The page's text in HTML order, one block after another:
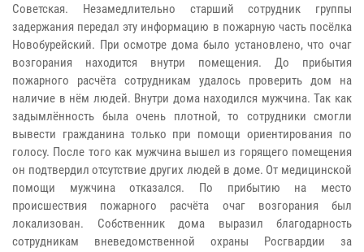
Советская. Незамедлительно старший сотрудник группы
задержания передал эту информацию в пожарную часть посёлка
Новобурейский. При осмотре дома было установлено, что очаг
возгорания находится внутри помещения. До прибытия
пожарного расчёта сотрудникам удалось проверить дом на
наличие в нём людей. Внутри дома находился мужчина. Так как
задымлённость была очень плотной, то сотрудники смогли
вывести гражданина только при помощи ориентирования по
голосу. После того как мужчина вышел из горящего помещения
он подтвердил отсутствие других людей в доме. От медицинской
помощи мужчина отказался. По прибытию на место
происшествия пожарного расчёта очаг возгорания был
локализован. Собственник дома выразил благодарность
сотрудникам вневедомственной охраны Росгвардии за